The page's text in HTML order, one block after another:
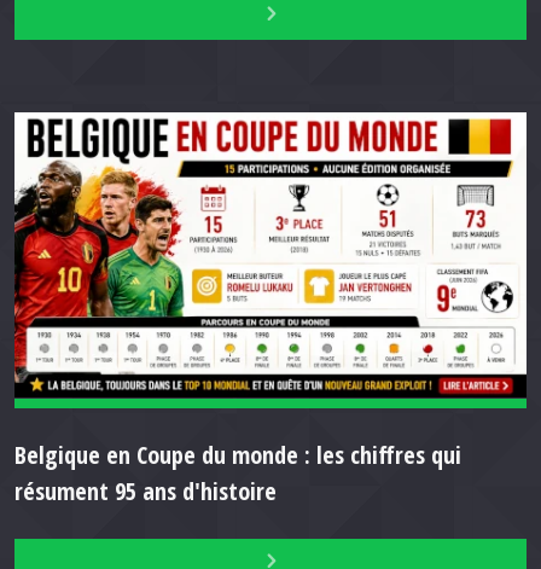
Belgique en Coupe du monde : les chiffres qui
résument 95 ans d'histoire